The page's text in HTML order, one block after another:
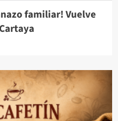
familiar! Vuelve